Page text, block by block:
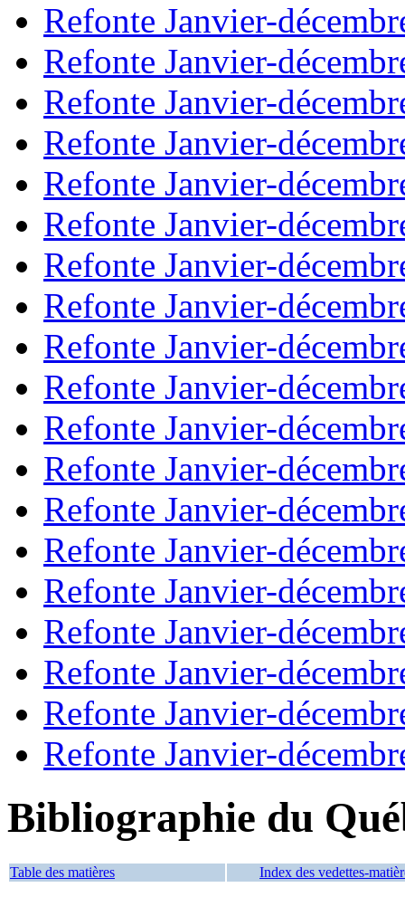
Refonte Janvier-
Refonte Janvier-
Refonte Janvier-
Refonte Janvier-
Refonte Janvier-
Refonte Janvier-
Refonte Janvier-
Refonte Janvier-
Refonte Janvier-
Refonte Janvier-
Refonte Janvier-
Refonte Janvier-
Refonte Janvier-
Refonte Janvier-
Refonte Janvier-
Refonte Janvier-
Refonte Janvier-
Refonte Janvier-
Refonte Janvier-
Bibliographie du
Table des matières Index des vedettes-